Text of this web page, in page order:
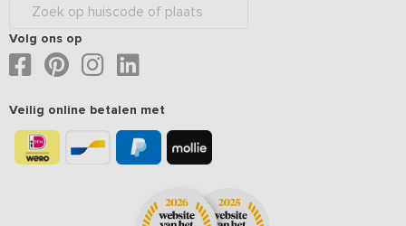
Volg ons op
Veilig online betalen met